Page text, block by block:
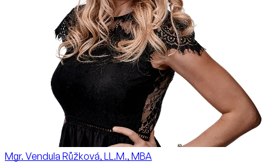
Mgr. Vendula Růžková, LL.M., MBA